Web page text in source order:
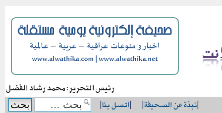
رئيس التحرير: محمد رشاد الفضل
|نبذة عن الصحيفة|
|اتصل بنا|